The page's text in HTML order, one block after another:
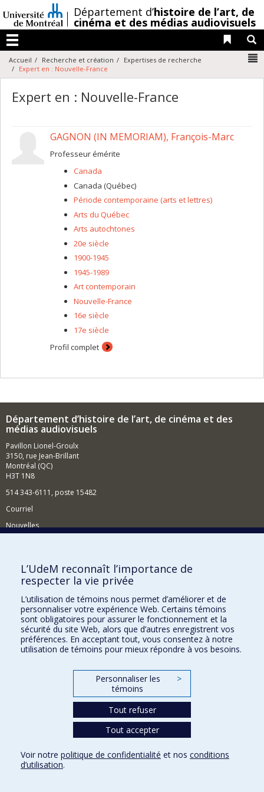
au
contenu
/Département d’histoire de l’art, de
cinéma et des médias audiovisuels
Menu
Liens
Accueil Recherche et création
Expertises de recherche
Expert en : Nouvelle-France
Expert en : Nouvelle-France
GAGNON (IN MEMORIAM), François-Marc
Professeur émérite
Canada
Canada (Québec)
Période contemporaine (arts et lettres)
Arts du Québec
Arts autochtones
20e siècle
1900-1945
1945-1989
Art contemporain
Nouvelle-France
16e siècle
17e siècle
Profil complet
Département d’histoire de l’art, de cinéma et des
médias audiovisuels
Pavillon Lionel-Groulx
3150, rue Jean-Brillant
Montréal (QC)
H3T 1N8
514 343-6111, poste 15482
Courriel
Nouvelles
Comment soutenir le Département?
BESOIN D'AIDE?
Plan du site
Signaler une erreur
Accessibilité
FACULTÉ DES ARTS ET DES SCIENCES
Nos départements et écoles
Conditions d’utilisation
L’UdeM reconnaît l’importance de
respecter la vie privée
L’utilisation de témoins nous permet d’améliorer et de
personnaliser votre expérience Web. Certains témoins
sont obligatoires pour assurer le fonctionnement et la
sécurité du site Web, alors que d’autres enregistrent vos
préférences. En acceptant tout, vous consentez à notre
utilisation de témoins pour mieux répondre à vos besoins.
Personnaliser les
témoins
>
Tout refuser
Tout accepter
Voir notre politique de confidentialité et nos conditions
d’utilisation.